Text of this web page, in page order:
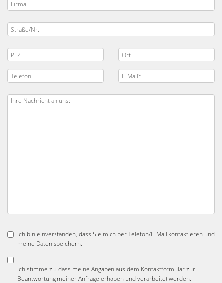
Ich bin einverstanden, dass Sie mich per Telefon/E-Mail kontaktieren und
meine Daten speichern.
Ich stimme zu, dass meine Angaben aus dem Kontaktformular zur
Beantwortung meiner Anfrage erhoben und verarbeitet werden.